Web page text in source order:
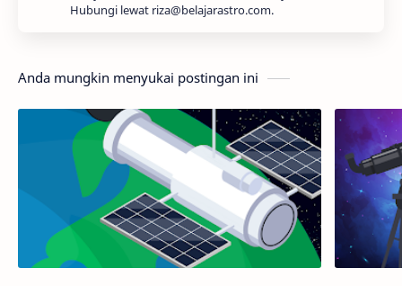
Hubungi lewat riza@belajarastro.com.
Anda mungkin menyukai postingan ini